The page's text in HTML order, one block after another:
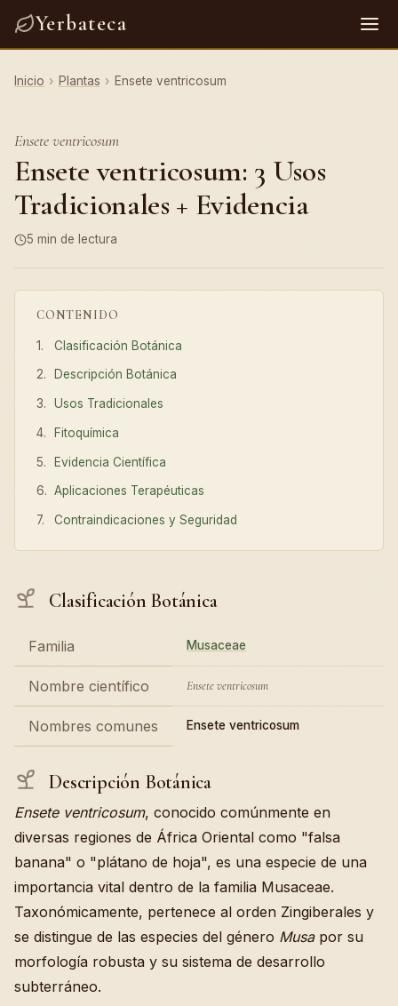
Yerbateca
Inicio › Plantas › Ensete ventricosum
Ensete ventricosum
Ensete ventricosum: 3 Usos
Tradicionales + Evidencia
5 min de lectura
CONTENIDO
Clasificación Botánica
Descripción Botánica
Usos Tradicionales
Fitoquímica
Evidencia Científica
Aplicaciones Terapéuticas
Contraindicaciones y Seguridad
Clasificación Botánica
Familia Musaceae
Nombre científico Ensete ventricosum
Nombres comunes Ensete ventricosum
Descripción Botánica
Ensete ventricosum, conocido comúnmente en
diversas regiones de África Oriental como "falsa
banana" o "plátano de hoja", es una especie de una
importancia vital dentro de la familia Musaceae.
Taxonómicamente, pertenece al orden Zingiberales y
se distingue de las especies del género Musapor su
morfología robusta y su sistema de desarrollo
subterráneo.